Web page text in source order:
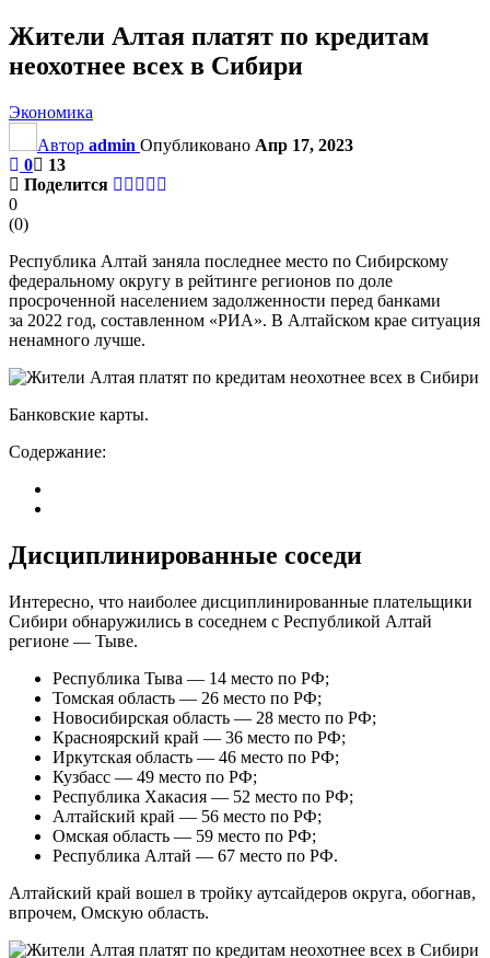
Жители Алтая платят по кредитам
неохотнее всех в Сибири
Экономика
Автор admin Опубликовано Апр 17, 2023
0
13
Поделится
0
(0)
Республика Алтай заняла последнее место по Сибирскому
федеральному округу в рейтинге регионов по доле
просроченной населением задолженности перед банками
за 2022 год, составленном «РИА». В Алтайском крае ситуация
ненамного лучше.
Банковские карты.
Содержание:
Дисциплинированные соседи
Интересно, что наиболее дисциплинированные плательщики
Сибири обнаружились в соседнем с Республикой Алтай
регионе — Тыве.
Республика Тыва — 14 место по РФ;
Томская область — 26 место по РФ;
Новосибирская область — 28 место по РФ;
Красноярский край — 36 место по РФ;
Иркутская область — 46 место по РФ;
Кузбасс — 49 место по РФ;
Республика Хакасия — 52 место по РФ;
Алтайский край — 56 место по РФ;
Омская область — 59 место по РФ;
Республика Алтай — 67 место по РФ.
Алтайский край вошел в тройку аутсайдеров округа, обогнав,
впрочем, Омскую область.